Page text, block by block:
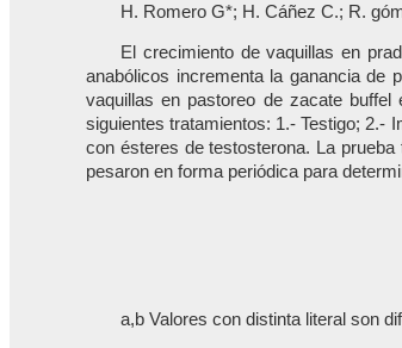
H. Romero G*; H. Cáñez C.; R.
El crecimiento de vaquillas en
anabólicos incrementa la ganancia de
vaquillas en pastoreo de zacate
siguientes tratamientos: 1.- Testigo; 2.-
con ésteres de testosterona. La
pesaron en forma periódica para
a,b Valores con distinta literal son